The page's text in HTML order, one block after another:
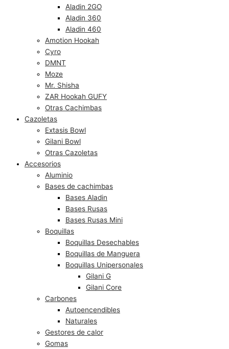
Aladin 2GO
Aladin 360
Aladin 460
Amotion Hookah
Cyro
DMNT
Moze
Mr. Shisha
ZAR Hookah GUFY
Otras Cachimbas
Cazoletas
Extasis Bowl
Gilani Bowl
Otras Cazoletas
Accesorios
Aluminio
Bases de cachimbas
Bases Aladin
Bases Rusas
Bases Rusas Mini
Boquillas
Boquillas Desechables
Boquillas de Manguera
Boquillas Unipersonales
Gilani G
Gilani Core
Carbones
Autoencendibles
Naturales
Gestores de calor
Gomas